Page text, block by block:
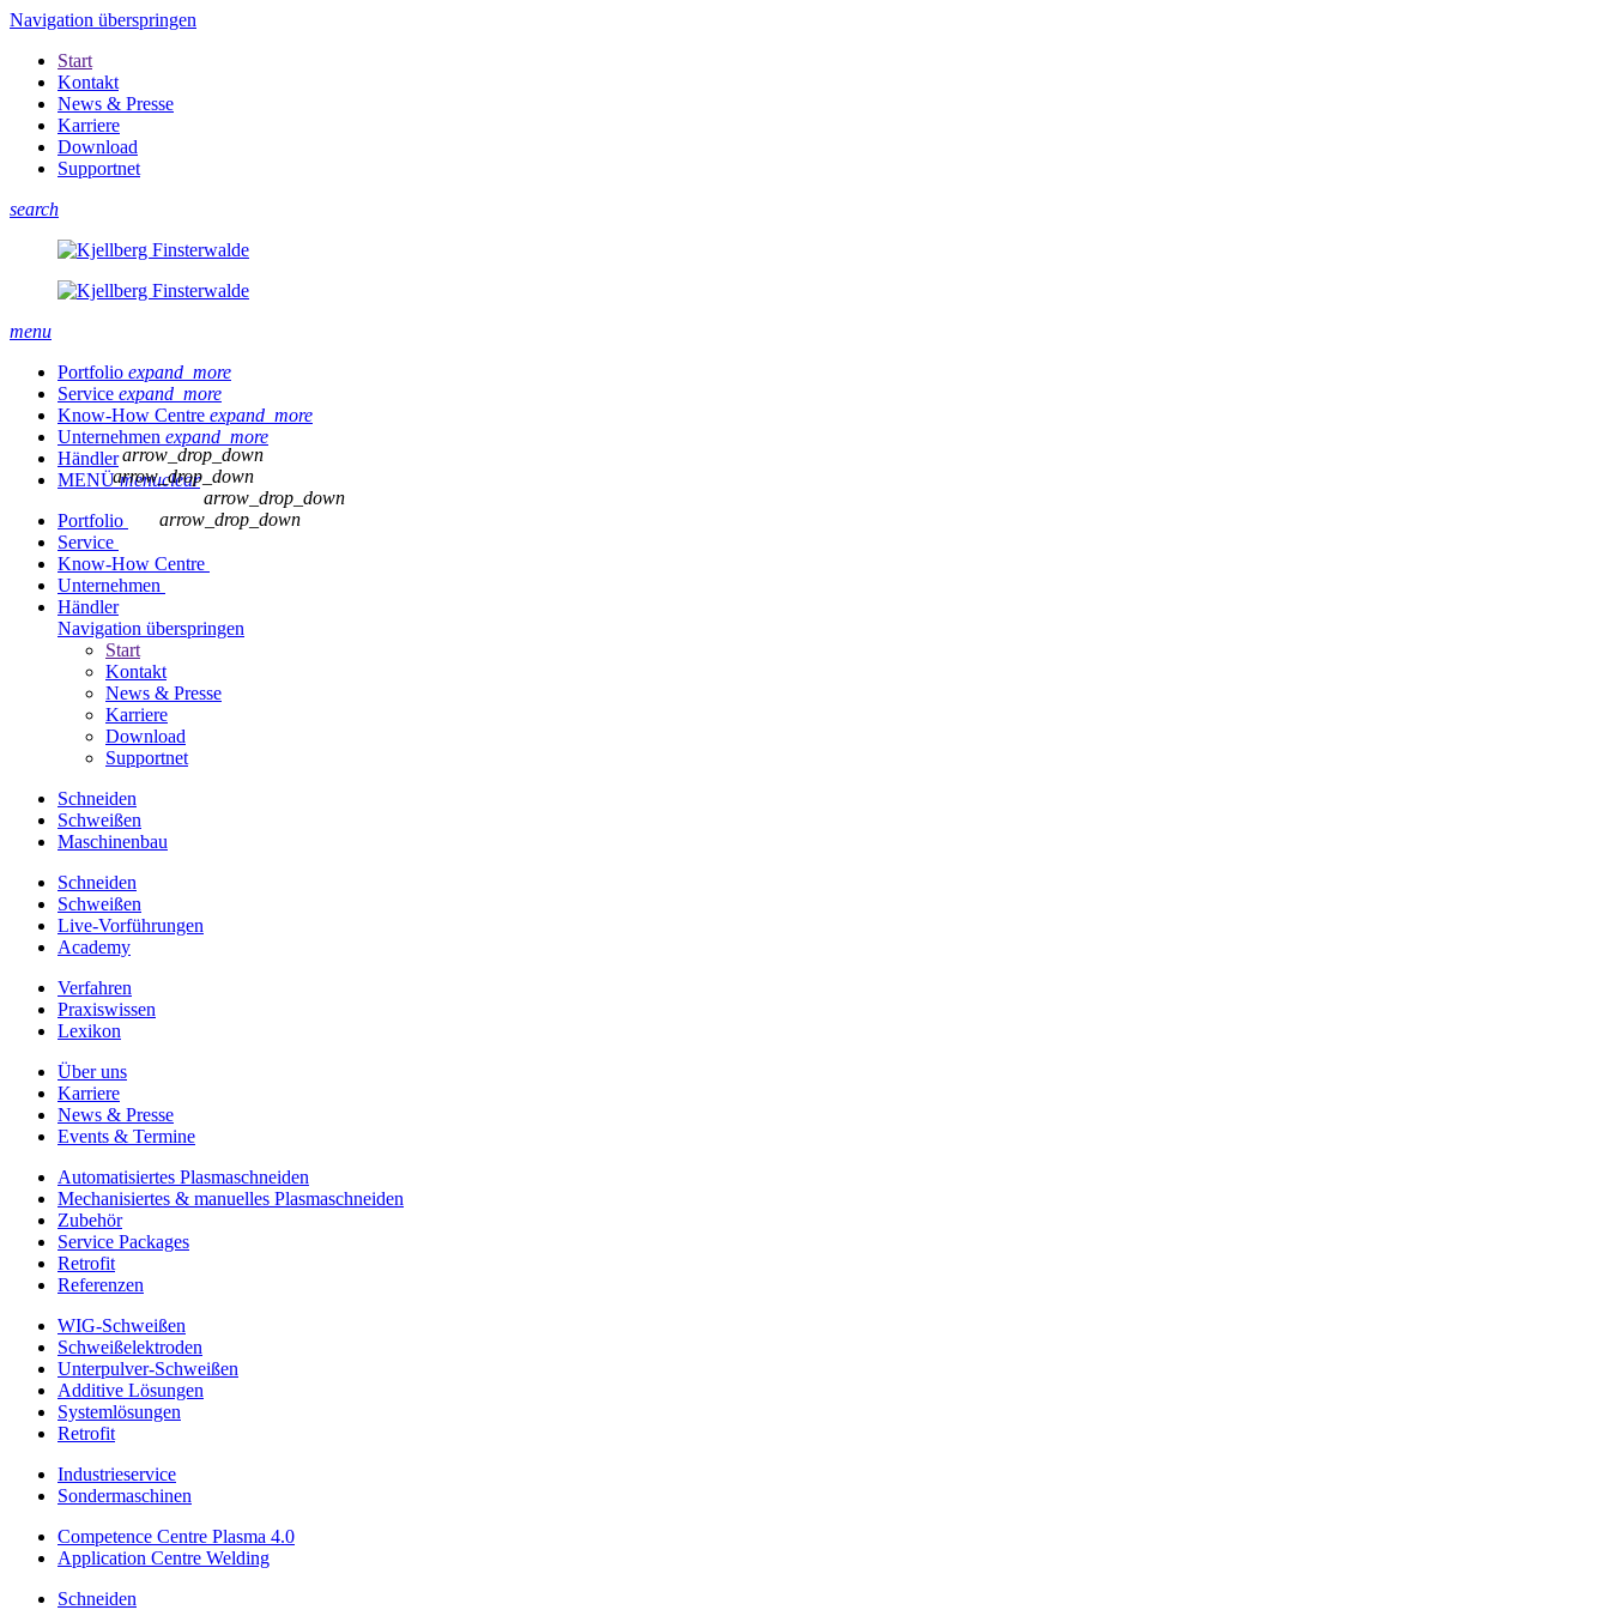
Navigation überspringen
Start
Kontakt
News & Presse
Karriere
Download
Supportnet
search
menu
Portfolio expand_more
Service expand_more
Know-How Centre expand_more
Unternehmen expand_more
Händler
MENÜmenuclear
Portfolio
arrow_drop_down
Service
arrow_drop_down
Know-How Centre
arrow_drop_down
Unternehmen
arrow_drop_down
Händler
Navigation überspringen
Start
Kontakt
News & Presse
Karriere
Download
Supportnet
Schneiden
Schweißen
Maschinenbau
Schneiden
Schweißen
Live-Vorführungen
Academy
Verfahren
Praxiswissen
Lexikon
Über uns
Karriere
News & Presse
Events & Termine
Automatisiertes Plasmaschneiden
Mechanisiertes & manuelles Plasmaschneiden
Zubehör
Service Packages
Retrofit
Referenzen
WIG-Schweißen
Schweißelektroden
Unterpulver-Schweißen
Additive Lösungen
Systemlösungen
Retrofit
Industrieservice
Sondermaschinen
Competence Centre Plasma 4.0
Application Centre Welding
Schneiden